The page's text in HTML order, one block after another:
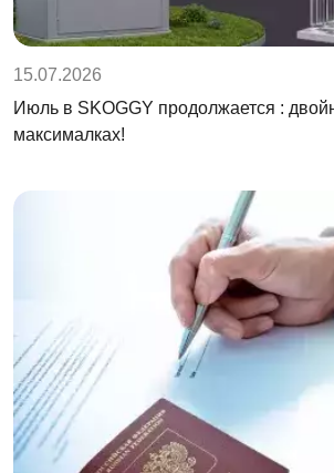
15.07.2026
Июль в SKOGGY продолжается :
максималках!